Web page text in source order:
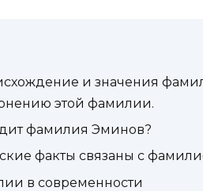
и значения
этой фамилии.
фамилия Эминов?
факты связаны с
в современности